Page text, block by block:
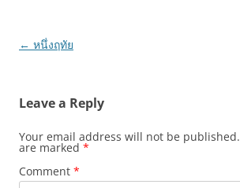
Post
← หนึ่งฤทัย
Leave a Reply
Your email address will not be published.
are marked *
Comment *